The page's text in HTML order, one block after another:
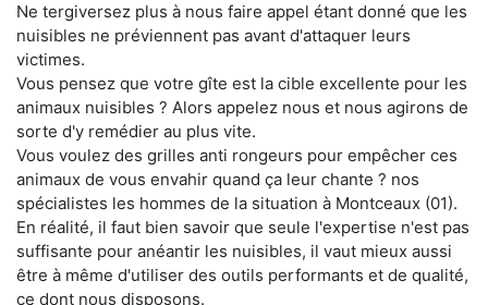
Ne tergiversez plus à nous faire appel étant donné que les
nuisibles ne préviennent pas avant d'attaquer leurs
victimes.
Vous pensez que votre gîte est la cible excellente pour les
animaux nuisibles ? Alors appelez nous et nous agirons de
sorte d'y remédier au plus vite.
Vous voulez des grilles anti rongeurs pour empêcher ces
animaux de vous envahir quand ça leur chante ? nos
spécialistes les hommes de la situation à Montceaux (01).
En réalité, il faut bien savoir que seule l'expertise n'est pas
suffisante pour anéantir les nuisibles, il vaut mieux aussi
être à même d'utiliser des outils performants et de qualité,
ce dont nous disposons.